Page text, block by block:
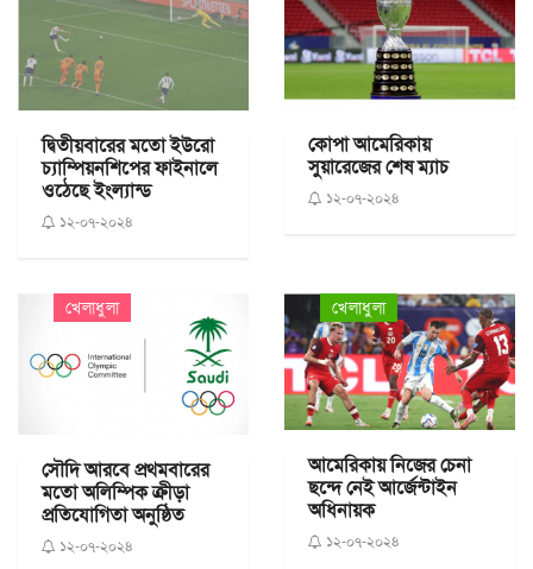
দ্বিতীয়বারের মতো ইউরো
চ্যাম্পিয়নশিপের ফাইনালে
ওঠেছে ইংল্যান্ড
১২-০৭-২০২৪
কোপা আমেরিকায়
সুয়ারেজের শেষ ম্যাচ
১২-০৭-২০২৪
খেলাধুলা
সৌদি আরবে প্রথমবারের
মতো অলিম্পিক ক্রীড়া
প্রতিযোগিতা অনুষ্ঠিত
১২-০৭-২০২৪
খেলাধুলা
আমেরিকায় নিজের চেনা
ছন্দে নেই আর্জেন্টাইন
অধিনায়ক
১২-০৭-২০২৪